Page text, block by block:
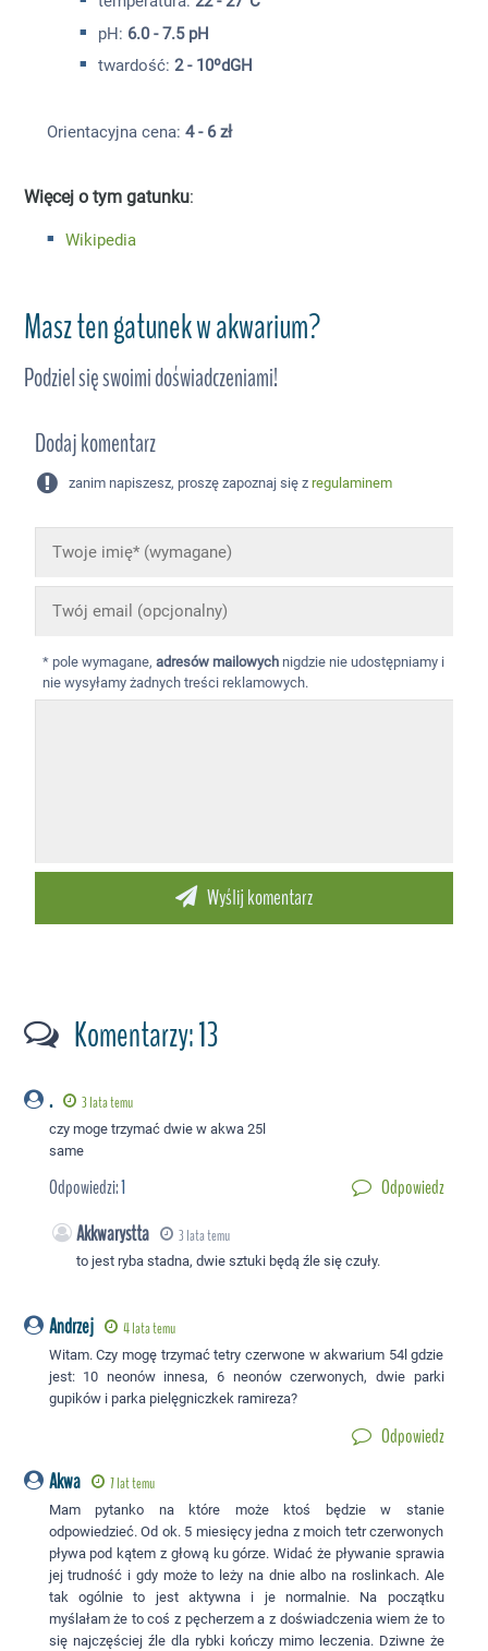
pH: 6.0 - 7.5 pH
twardość: 2 - 10ºdGH
Orientacyjna cena: 4 - 6 zł
Więcej o tym gatunku:
Wikipedia
Masz ten gatunek w akwarium?
Podziel się swoimi doświadczeniami!
Dodaj komentarz
zanim napiszesz, proszę zapoznaj się z regulaminem
* pole wymagane,adresów mailowych nigdzie nie udostępniamy i
nie wysyłamy żadnych treści reklamowych.
Komentarzy: 13
. 3 lata temu
czy moge trzymać dwie w akwa 25l
same
Odpowiedzi:1 Odpowiedz
Akkwarystta 3 lata temu
to jest ryba stadna, dwie sztuki będą źle się czuły.
Andrzej 4 lata temu
Witam. Czy mogę trzymać tetry czerwone w akwarium 54l gdzie
jest: 10 neonów innesa, 6 neonów czerwonych, dwie parki
gupików i parka pielęgniczkek ramireza?
Odpowiedz
Akwa 7 lat temu
Mam pytanko na które może ktoś będzie w stanie
odpowiedzieć. Od ok. 5 miesięcy jedna z moich tetr czerwonych
pływa pod kątem z głową ku górze. Widać że pływanie sprawia
jej trudność i gdy może to leży na dnie albo na roslinkach. Ale
tak ogólnie to jest aktywna i je normalnie. Na początku
myślałam że to coś z pęcherzem a z doświadczenia wiem że to
się najczęściej źle dla rybki kończy mimo leczenia. Dziwne że